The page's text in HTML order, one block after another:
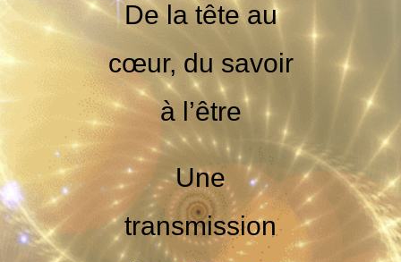
De la tête au
cœur, du savoir
à l’être
Une
transmission